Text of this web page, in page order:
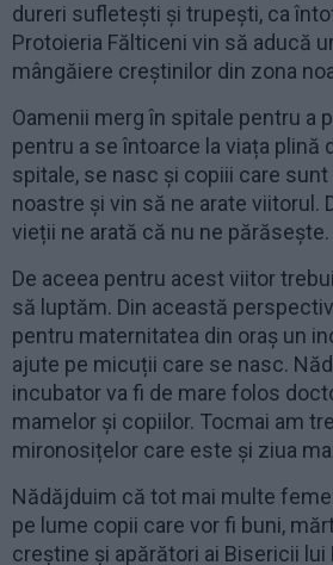
dureri sufletești și trupești, ca
Protoieria Fălticeni vin să aducă
mângăiere creștinilor din zona
Oamenii merg în spitale pentru a
pentru a se întoarce la viața plină
spitale, se nasc și copiii care
noastre și vin să ne arate viitorul.
vieții ne arată că nu ne părăsește.
De aceea pentru acest viitor
să luptăm. Din această
pentru maternitatea din oraș un
ajute pe micuții care se nasc.
incubator va fi de mare folos
mamelor și copiilor. Tocmai am
mironosițelor care este și ziua
Nădăjduim că tot mai multe
pe lume copii care vor fi buni,
creștine și apărători ai Bisericii lui